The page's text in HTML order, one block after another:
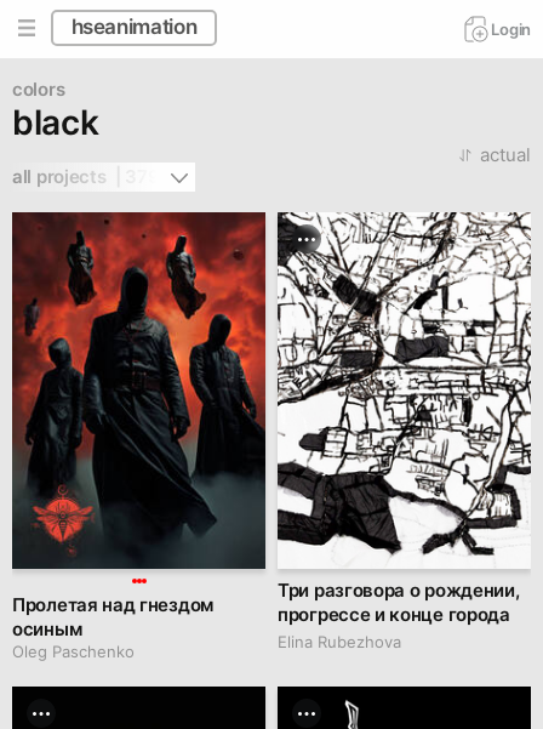
hseanimation Login
colors
black
all projects  | 379
actual
Пролетая над гнездом
осиным
Oleg Paschenko
Три разговора о рождении,
прогрессе и конце города
Elina Rubezhova